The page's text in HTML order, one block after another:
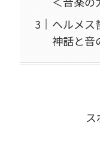
ヘルメス
神話と音